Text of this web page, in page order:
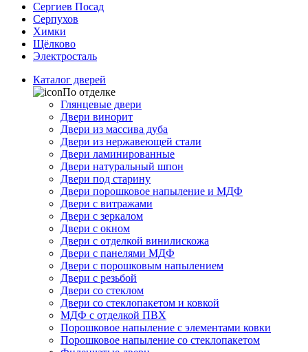
Сергиев Посад
Серпухов
Химки
Щёлково
Электросталь
Каталог дверей
По отделке
Глянцевые двери
Двери винорит
Двери из массива дуба
Двери из нержавеющей стали
Двери ламинированные
Двери натуральный шпон
Двери под старину
Двери порошковое напыление и МДФ
Двери с витражами
Двери с зеркалом
Двери с окном
Двери с отделкой винилискожа
Двери с панелями МДФ
Двери с порошковым напылением
Двери с резьбой
Двери со стеклом
Двери со стеклопакетом и ковкой
МДФ с отделкой ПВХ
Порошковое напыление с элементами ковки
Порошковое напыление со стеклопакетом